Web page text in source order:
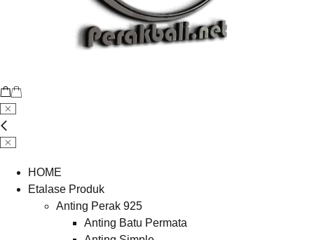
HOME
Etalase Produk
Anting Perak 925
Anting Batu Permata